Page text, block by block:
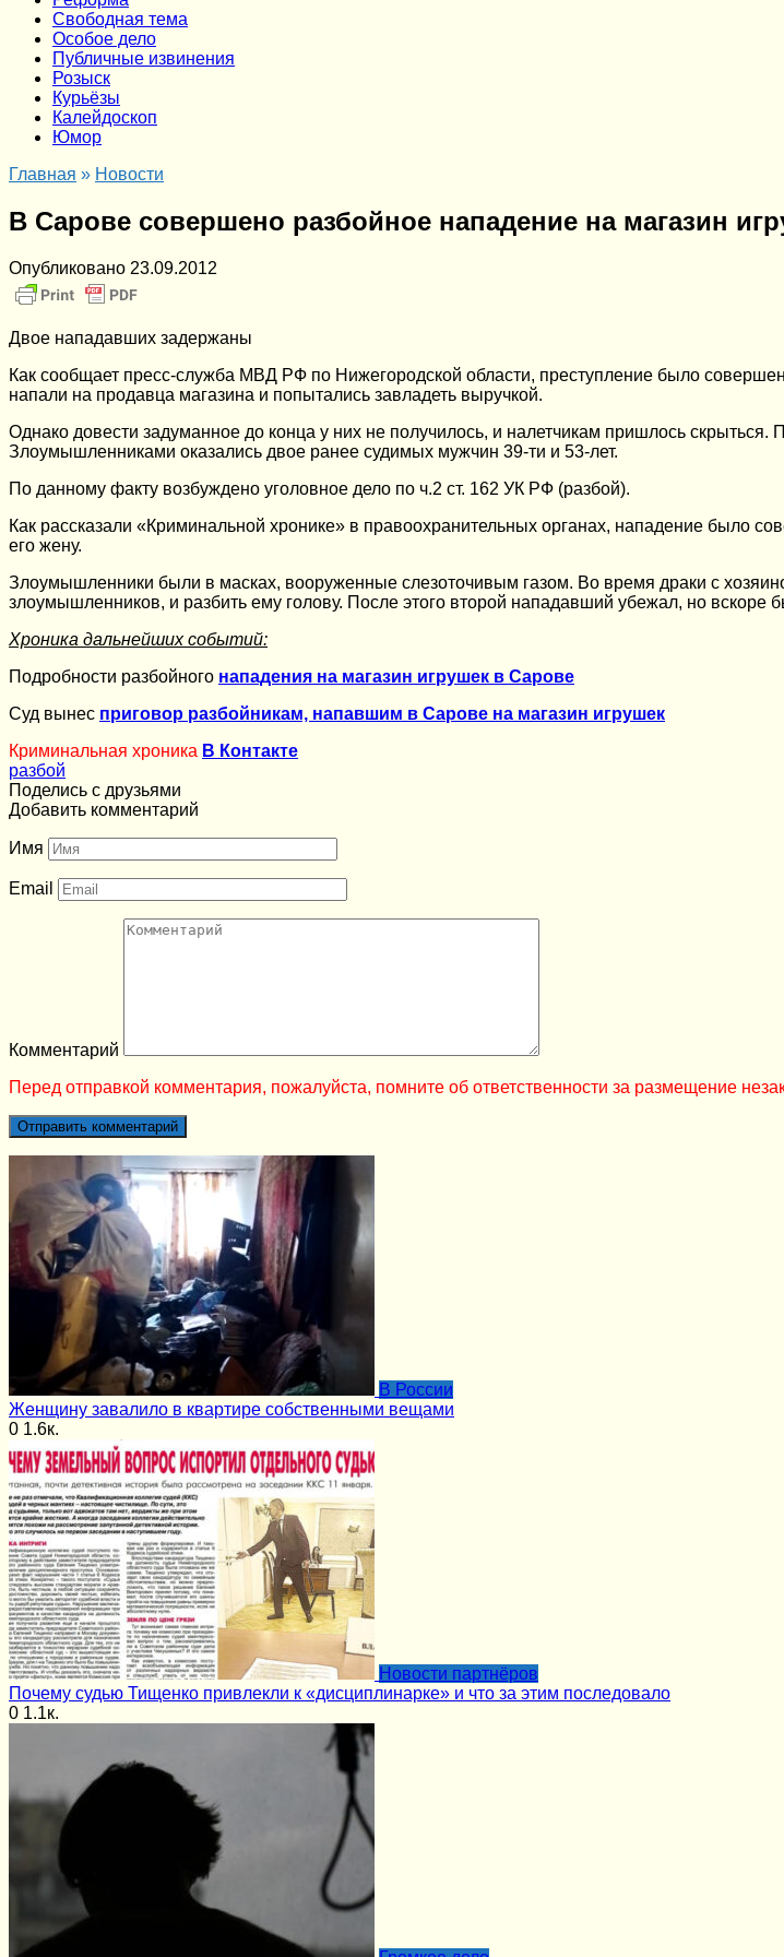
Cвободная тема
Особое дело
Публичные извинения
Розыск
Курьёзы
Калейдоскоп
Юмор
Главная » Новости
В Сарове совершено разбойное нападение на магазин
Опубликовано 23.09.2012
Двое нападавших задержаны
Как сообщает пресс-служба МВД РФ по Нижегородской области, преступление было
напали на продавца магазина и попытались завладеть выручкой.
Однако довести задуманное до конца у них не получилось, и налетчикам пришлось
Злоумышленниками оказались двое ранее судимых мужчин 39-ти и 53-лет.
По данному факту возбуждено уголовное дело по ч.2 ст. 162 УК РФ (разбой).
Как рассказали «Криминальной хронике» в правоохранительных органах, нападение было
его жену.
Злоумышленники были в масках, вооруженные слезоточивым газом. Во время драки с
злоумышленников, и разбить ему голову. После этого второй нападавший убежал, но вскоре
Хроника дальнейших событий:
Подробности разбойного нападения на магазин игрушек в Сарове
Суд вынес приговор разбойникам, напавшим в Сарове на магазин игрушек
Криминальная хроника В Контакте
разбой
Поделись с друзьями
Добавить комментарий
Имя
Email
Комментарий
Перед отправкой комментария, пожалуйста, помните об ответственности за размещение
В России
Женщину завалило в квартире собственными вещами
0 1.6к.
Новости партнёров
Почему судью Тищенко привлекли к «дисциплинарке» и что за этим последовало
0 1.1к.